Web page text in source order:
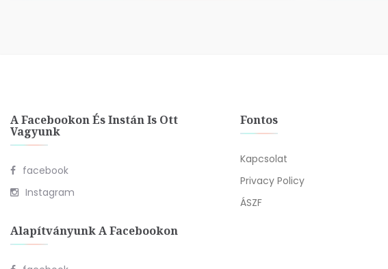
A Facebookon És Instán Is Ott
Vagyunk
facebook
Instagram
Alapítványunk A Facebookon
Fontos
Kapcsolat
Privacy Policy
ÁSZF